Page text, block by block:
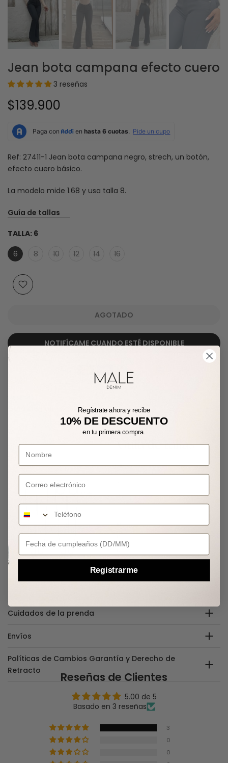
Jean bota campana efecto cuero
3 reseñas
$139.900
Ref: 27411-1 Jean bota campana negro, strech, un botón,
efecto cuero básico.
La modelo mide 1.68 y usa talla 8.
Guía de tallas
TALLA: 6
6
8 10 12 14 16
AGOTADO
NOTIFÍCAME CUANDO ESTÉ DISPONIBLE
Cuidados de la prenda
Envíos
Políticas de Cambios Garantía y Derecho de
Retracto
Reseñas de Clientes
5.00 de 5
Basado en 3 reseñas
3
0
0
Regístrate ahora y recibe
10% DE DESCUENTO
en tu primera compra.
Correo electrónico
Your Birthday
Registrarme